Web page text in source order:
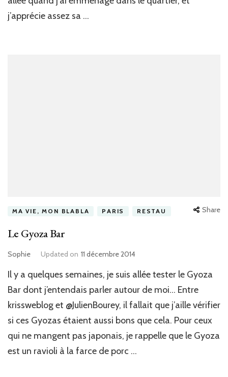
j’apprécie assez sa …
MA VIE, MON BLABLA PARIS RESTAU Share
Le Gyoza Bar
Sophie Updated on 11 décembre 2014
Il y a quelques semaines, je suis allée tester le Gyoza
Bar dont j’entendais parler autour de moi… Entre
krissweblog et @JulienBourey, il fallait que j’aille vérifier
si ces Gyozas étaient aussi bons que cela. Pour ceux
qui ne mangent pas japonais, je rappelle que le Gyoza
est un ravioli à la farce de porc …